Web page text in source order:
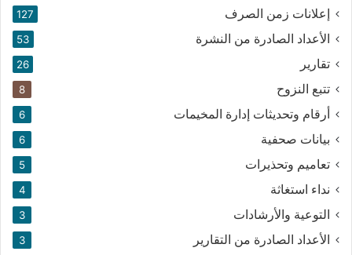
إعلانات زمن الصرف 127
الأعداد الصادرة من النشرة 53
تقارير 26
تتبع النزوح 8
أرقام وتحديثات إدارة المخيمات 6
بيانات صحفية 6
تعاميم وتحذيرات 5
نداء استغاثة 4
التوعية والأرشادات 3
الأعداد الصادرة من التقارير 3